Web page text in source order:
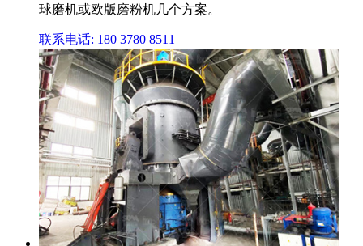
球磨机或欧版磨粉机几个方案。
联系电话: 180 3780 8511